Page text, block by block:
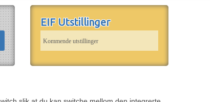
EIF Utstillinger
Kommende utstillinger